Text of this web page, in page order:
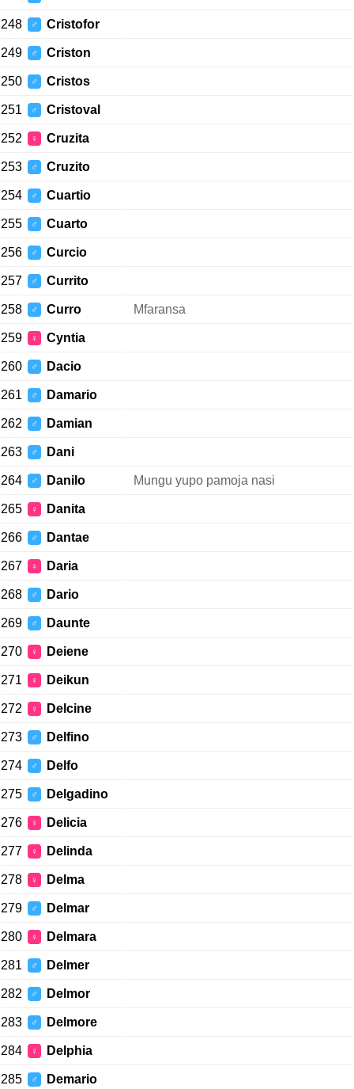
248 ♂ Cristofor
249 ♂ Criston
250 ♂ Cristos
251 ♂ Cristoval
252 ♀ Cruzita
253 ♂ Cruzito
254 ♂ Cuartio
255 ♂ Cuarto
256 ♂ Curcio
257 ♂ Currito
258 ♂ Curro Mfaransa
259 ♀ Cyntia
260 ♂ Dacio
261 ♂ Damario
262 ♂ Damian
263 ♂ Dani
264 ♂ Danilo Mungu yupo pamoja nasi
265 ♀ Danita
266 ♂ Dantae
267 ♀ Daria
268 ♂ Dario
269 ♂ Daunte
270 ♀ Deiene
271 ♀ Deikun
272 ♀ Delcine
273 ♂ Delfino
274 ♂ Delfo
275 ♂ Delgadino
276 ♀ Delicia
277 ♀ Delinda
278 ♀ Delma
279 ♂ Delmar
280 ♀ Delmara
281 ♂ Delmer
282 ♂ Delmor
283 ♂ Delmore
284 ♀ Delphia
285 ♂ Demario